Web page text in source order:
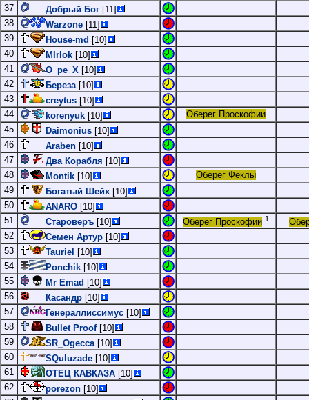
37
Добрый Бог [11]
38
Warzone [11]
39
House-md [10]
40
MIrlok [10]
41
O_pe_X [10]
42
Береза[10]
43
creytus [10]
44
korenyuk [10]
Оберег Проскофии
45
Daimonius [10]
46
Araben [10]
47
Два Корабля [10]
48
Montik [10]
Оберег Феклы
49
Богатый Шейх [10]
50
ANARO [10]
51
Староверъ [10] Оберег Проскофии 1
52
Семен Артур [10]
53
Tauriel
[10]
54
Ponchik [10]
55
Mr Emad [10]
56
Касандр [10]
57
Генераллиссимус [10]
58
Bullet Proof[10]
59
SR_Ogecca[10]
60
SQuluzade [10]
61
ОТЕЦ КАВКАЗА [10]
62
porezon [10]